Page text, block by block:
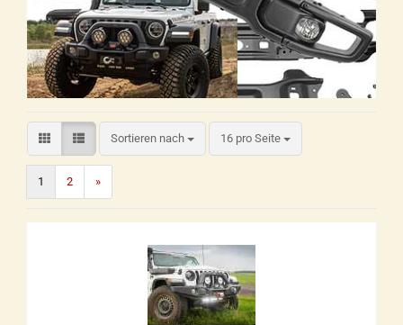
Sortieren nach 16 pro Seite
1 2 »